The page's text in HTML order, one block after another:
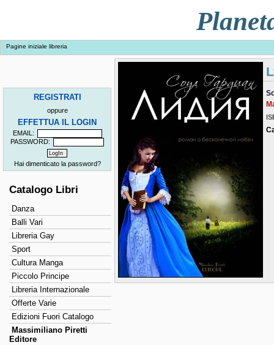
Pagine iniziale libreria
REGISTRATI
oppure
EFFETTUA IL LOGIN
EMAIL:
PASSWORD:
Hai dimenticato la password?
Catalogo Libri
Danza
Balli Vari
Libreria Gay
Sport
Cultura Manga
Piccolo Principe
Libreria Internazionale
Offerte Varie
Edizioni Fuori Catalogo
Massimiliano Piretti
Editore